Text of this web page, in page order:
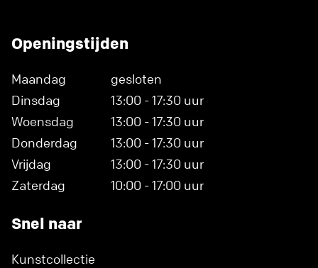
Openingstijden
Maandag
gesloten
Dinsdag
13:00 - 17:30 uur
Woensdag
13:00 - 17:30 uur
Donderdag
13:00 - 17:30 uur
Vrijdag
13:00 - 17:30 uur
Zaterdag
10:00 - 17:00 uur
Snel naar
Kunstcollectie